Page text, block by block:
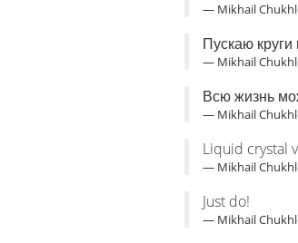
— Mikhail
Пускаю
— Mikhail
Всю жизнь
— Mikhail
Liquid crystal
— Mikhail
Just do!
— Mikhail